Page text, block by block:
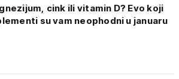
cink ili vitamin D? Evo koji
su vam neophodni u januaru